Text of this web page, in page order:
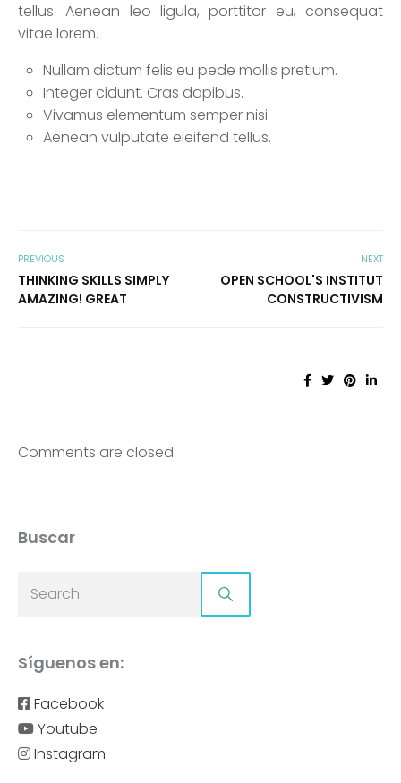
tellus. Aenean leo ligula, porttitor eu, consequat
vitae lorem.
Nullam dictum felis eu pede mollis pretium.
Integer cidunt. Cras dapibus.
Vivamus elementum semper nisi.
Aenean vulputate eleifend tellus.
PREVIOUS
THINKING SKILLS SIMPLY
AMAZING! GREAT
NEXT
OPEN SCHOOL'S INSTITUT
CONSTRUCTIVISM
Comments are closed.
Buscar
Síguenos en:
Facebook
Youtube
Instagram